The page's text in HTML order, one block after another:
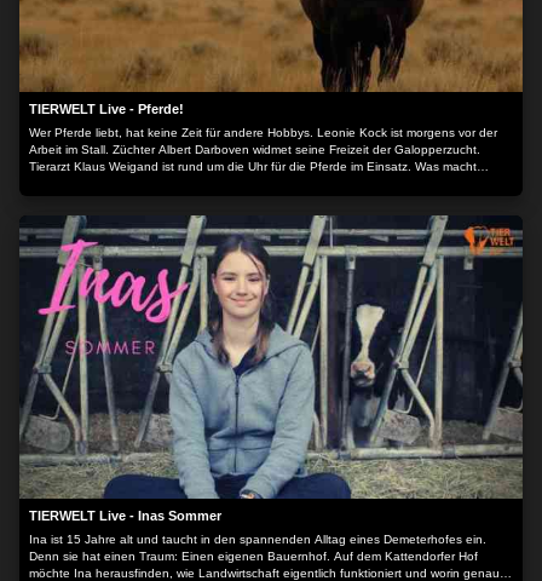
TIERWELT Live - Pferde!
Wer Pferde liebt, hat keine Zeit für andere Hobbys. Leonie Kock ist morgens vor der
Arbeit im Stall. Züchter Albert Darboven widmet seine Freizeit der Galopperzucht.
Tierarzt Klaus Weigand ist rund um die Uhr für die Pferde im Einsatz. Was macht
ihren Alltag.
TIERWELT Live - Inas Sommer
Ina ist 15 Jahre alt und taucht in den spannenden Alltag eines Demeterhofes ein.
Denn sie hat einen Traum: Einen eigenen Bauernhof. Auf dem Kattendorfer Hof
möchte Ina herausfinden, wie Landwirtschaft eigentlich funktioniert und worin genau